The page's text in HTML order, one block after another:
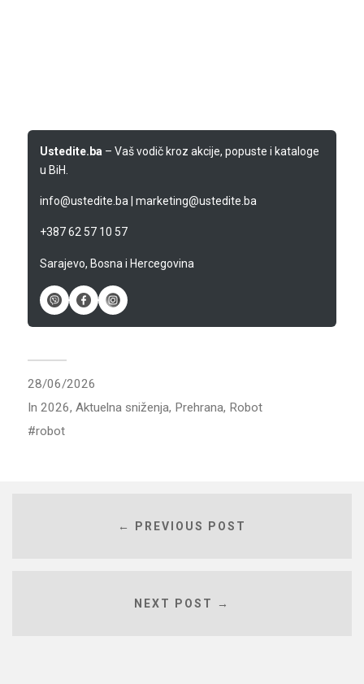
Ustedite.ba – Vaš vodič kroz akcije, popuste i kataloge
u BiH.
info@ustedite.ba marketing@ustedite.ba
+387 62 57 10 57
Sarajevo, Bosna i Hercegovina
28/06/2026
In 2026, Aktuelna sniženja, Prehrana, Robot
robot
← PREVIOUS POST
NEXT POST →